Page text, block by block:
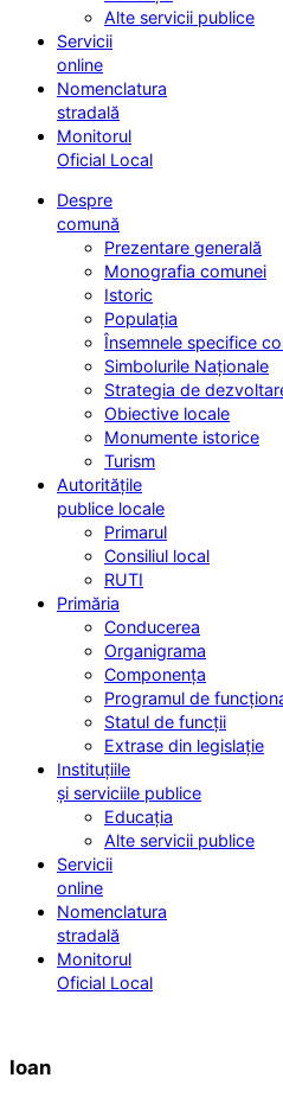
Alte servicii publice
Servicii
online
Nomenclatura
stradală
Monitorul
Oficial Local
Despre
comună
Prezentare generală
Monografia comunei
Istoric
Populația
Însemnele specifice
Simbolurile Naționale
Strategia de
Obiective locale
Monumente istorice
Turism
Autoritățile
publice locale
Primarul
Consiliul local
RUTI
Primăria
Conducerea
Organigrama
Componența
Programul de
Statul de funcții
Extrase din legislație
Instituțiile
și serviciile publice
Educația
Alte servicii publice
Servicii
online
Nomenclatura
stradală
Monitorul
Oficial Local
Ioan